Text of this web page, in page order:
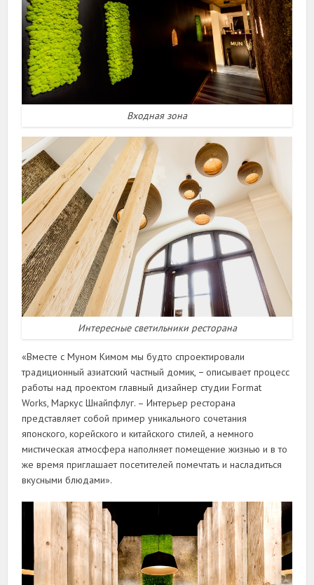
Входная зона
Интересные светильники ресторана
«Вместе с Муном Кимом мы будто спроектировали
традиционный азиатский частный домик, − описывает процесс
работы над проектом главный дизайнер студии Format
Works, Маркус Шнайпфлуг. – Интерьер ресторана
представляет собой пример уникального сочетания
японского, корейского и китайского стилей, а немного
мистическая атмосфера наполняет помещение жизнью и в то
же время приглашает посетителей помечтать и насладиться
вкусными блюдами».